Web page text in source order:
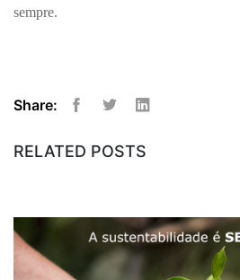
sempre.
Share:
RELATED POSTS